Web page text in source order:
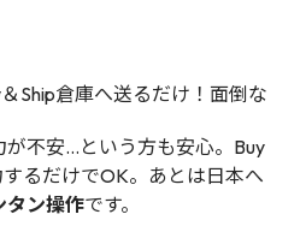
Ship倉庫へ送るだけ！面倒な
不安…という方も安心。Buy
るだけでOK。あとは日本へ
タン操作です。